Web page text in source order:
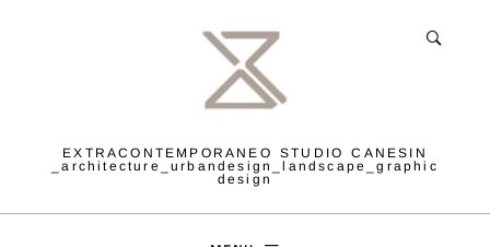
EXTRACONTEMPORANEO STUDIO CANESIN
_architecture_urbandesign_landscape_graphic
design